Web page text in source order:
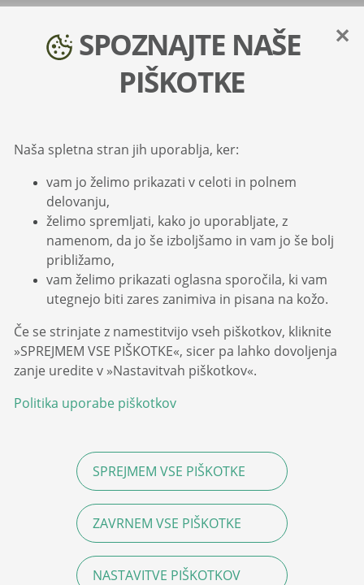
Cenik storitev
Sava pokojninska družba, d. d. (v nadaljevanju:
Družba), nekatere dodatne storitve zaračunava
skladno z vsakokrat veljavnim cenikom,
objavljenim na spletni strani in na sedežu družbe.
Družba si pridržuje pravico, da cenik spremeni
brez poprejšnjega obvestila.
Družbane posluje z gotovino inne omogoča
kartičnega poslovanja. Dodatne storitve po tem
ceniku morajo biti poravnane
✕
SPOZNAJTE NAŠE
PIŠKOTKE
Naša spletna stran jih uporablja, ker:
vam jo želimo prikazati v celoti in polnem
delovanju,
želimo spremljati, kako jo uporabljate, z
namenom, da jo še izboljšamo in vam jo še bolj
približamo,
vam želimo prikazati oglasna sporočila, ki vam
utegnejo biti zares zanimiva in pisana na kožo.
Če se strinjate z namestitvijo vseh piškotkov, kliknite
»SPREJMEM VSE PIŠKOTKE«, sicer pa lahko dovoljenja
zanje uredite v »Nastavitvah piškotkov«.
Politika uporabe piškotkov
SPREJMEM VSE PIŠKOTKE
ZAVRNEM VSE PIŠKOTKE
NASTAVITVE PIŠKOTKOV